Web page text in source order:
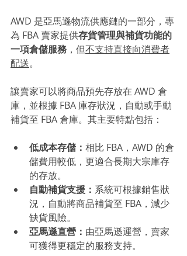
AWD 是亞馬遜物流供應鏈的一部分，專
為 FBA 賣家提供存貨管理與補貨功能的
一項倉儲服務 ，但不支持直接向消費者
配送。
讓賣家可以將商品預先存放在 AWD 倉
庫，並根據 FBA 庫存狀況，自動或手動
補貨至 FBA 倉庫。其主要特點包括：
低成本存儲： 相比 FBA，AWD 的倉
儲費用較低，更適合長期大宗庫存
的存放。
自動補貨支援： 系統可根據銷售狀
況，自動將商品補貨至 FBA，減少
缺貨風險。
亞馬遜直營： 由亞馬遜運營，賣家
可獲得更穩定的服務支持。